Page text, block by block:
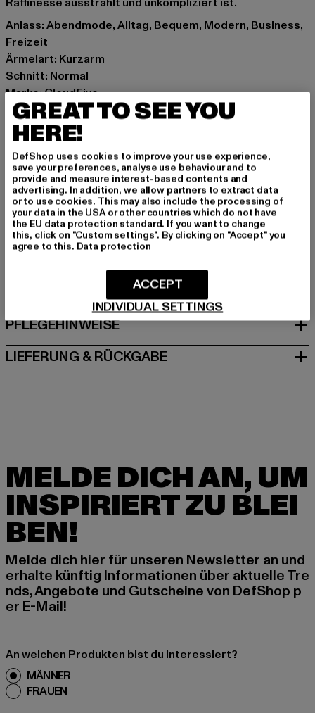
Anlass: Abendmode, Alltag, Bequem, Modern, Business,
Freizeit
Ärmelart: Kurzarm
Schnitt: Normal
Marke: Cloud5ive
Kat.: Blusen
Farbe: weiß
Hersteller Farbe: white
Materialzusammensetzung: 95% Polyester, 5% Elasthan
Art.Nr: CL3742-00220
Hersteller: Styleboom Textilhandels GmbH & Co. KG |
info@77onlineshop.eu
Am Kapellhof 22 | 47608 Geldern | DE
GRÖSSE & PASSFORM
PFLEGEHINWEISE
LIEFERUNG & RÜCKGABE
MELDE DICH AN, UM
INSPIRIERT ZU BLEI
BEN!
Melde dich hier für unseren Newsletter an und
erhalte künftig Informationen über aktuelle Tre
nds, Angebote und Gutscheine von DefShop p
er E-Mail!
An welchen Produkten bist du interessiert?
MÄNNER
FRAUEN
GREAT TO SEE YOU
HERE!
DefShop uses cookies to improve your use experience,
save your preferences, analyse use behaviour and to
provide and measure interest-based contents and
advertising. In addition, we allow partners to extract data
or to use cookies. This may also include the processing of
your data in the USA or other countries which do not have
the EU data protection standard. If you want to change
this, click on "Custom settings". By clicking on "Accept" you
agree to this. Data protection
INDIVIDUAL SETTINGS
ACCEPT